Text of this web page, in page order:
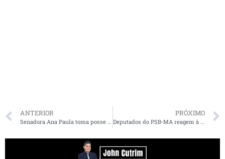
ANTERIOR PRÓXIMO